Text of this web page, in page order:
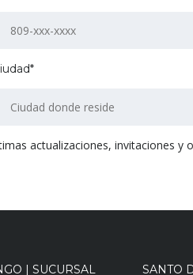
actualizaciones, invitaciones y
| SUCURSAL SANTO